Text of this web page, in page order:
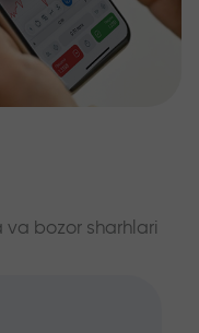
va bozor sharhlari